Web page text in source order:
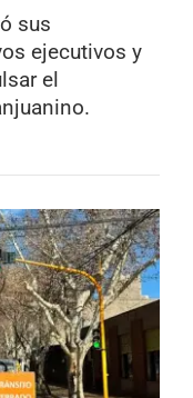
sus
ejecutivos y
el